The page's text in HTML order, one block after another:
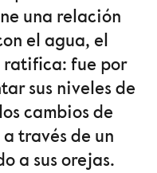
una relación
el agua, el
ratifica: fue por
sus niveles de
cambios de
través de un
a sus orejas.